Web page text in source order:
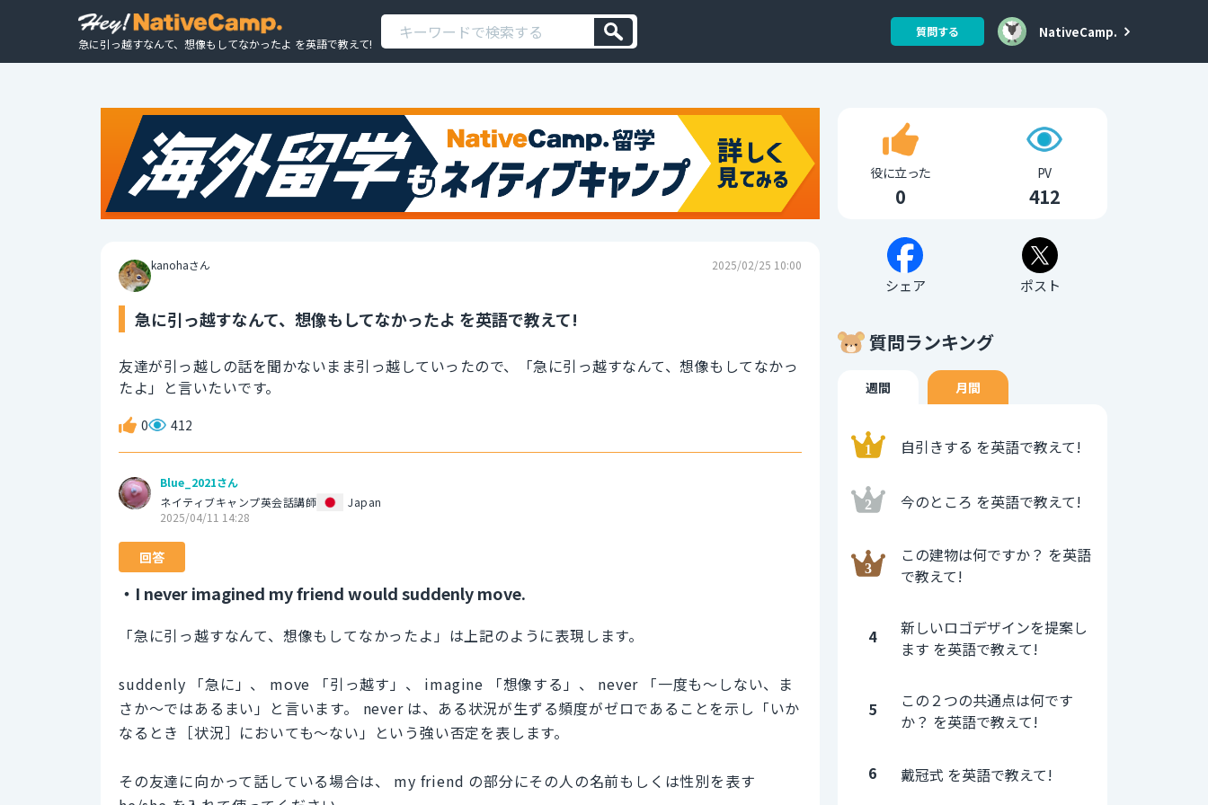
急に引っ越すなんて、想像もしてなかったよ を英語で教えて!
質問する NativeCamp.
kanohaさん 2025/02/25 10:00
急に引っ越すなんて、想像もしてなかったよ を英語で教えて!
友達が引っ越しの話を聞かないまま引っ越していったので、「急に引っ越すなんて、想像もしてなかっ
たよ」と言いたいです。
0 412
Blue_2021さん
ネイティブキャンプ英会話講師
Japan
2025/04/11 14:28
回答
・I never imagined my friend would suddenly move.
「急に引っ越すなんて、想像もしてなかったよ」は上記のように表現します。
suddenly 「急に」、 move 「引っ越す」、 imagine 「想像する」、 never 「一度も～しない、ま
さか～ではあるまい」と言います。 never は、ある状況が生ずる頻度がゼロであることを示し「いか
なるとき［状況］においても～ない」という強い否定を表します。
その友達に向かって話している場合は、 my friend の部分にその人の名前もしくは性別を表す
役に立った
0
PV
412
シェア ポスト
質問ランキング
週間 月間
自引きする を英語で教えて!
今のところ を英語で教えて!
この建物は何ですか？ を英語
で教えて!
4
新しいロゴデザインを提案し
ます を英語で教えて!
5
この２つの共通点は何です
か？ を英語で教えて!
6 戴冠式 を英語で教えて!